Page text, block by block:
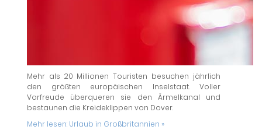
Mehr als 20 Millionen Touristen besuchen jährlich
den größten europäischen Inselstaat. Voller
Vorfreude überqueren sie den Ärmelkanal und
bestaunen die Kreideklippen von Dover.
Mehr lesen: Urlaub in Großbritannien »